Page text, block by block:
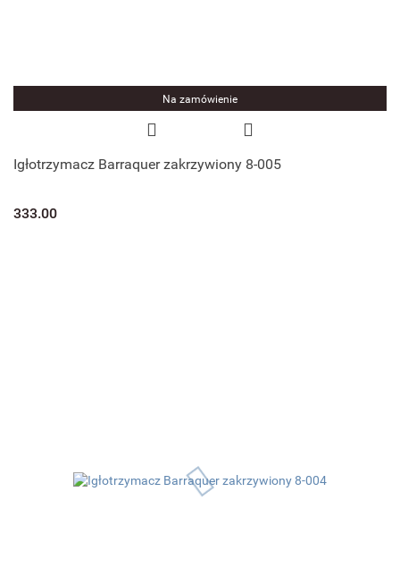
Na zamówienie
Igłotrzymacz Barraquer zakrzywiony 8-005
333.00